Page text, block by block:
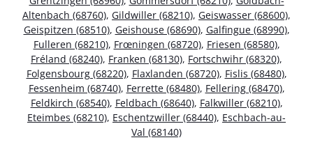
Altenbach (68760), Gildwiller (68210), Geiswasser (68600),
Geispitzen (68510), Geishouse (68690), Galfingue (68990),
Fulleren (68210), Frœningen (68720), Friesen (68580),
Fréland (68240), Franken (68130), Fortschwihr (68320),
Folgensbourg (68220), Flaxlanden (68720), Fislis (68480),
Fessenheim (68740), Ferrette (68480), Fellering (68470),
Feldkirch (68540), Feldbach (68640), Falkwiller (68210),
Eteimbes (68210), Eschentzwiller (68440), Eschbach-au-
Val (68140)